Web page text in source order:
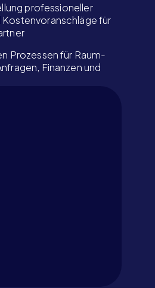
professioneller
für
Prozessen für Raum-
Finanzen und